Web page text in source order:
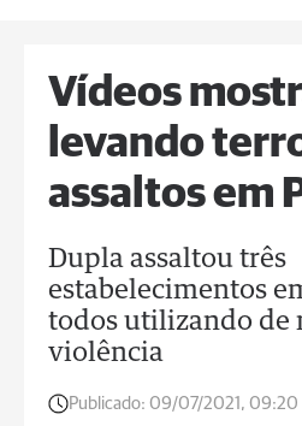
Vídeos
levando
assaltos em
Dupla assaltou três
estabelecimentos
todos utilizando de
violência
Publicado: 09/07/2021, 09:20